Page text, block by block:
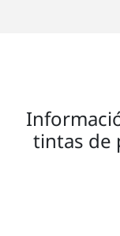
tintas de